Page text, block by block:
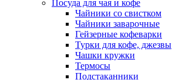
Посуда для чая и кофе
Чайники со свистком
Чайники заварочные
Гейзерные кофеварки
Турки для кофе, джезвы
Чашки кружки
Термосы
Подстаканники